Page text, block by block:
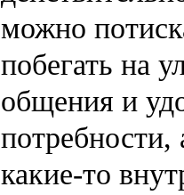
можно
побегать на
общения и
потребности,
какие-то